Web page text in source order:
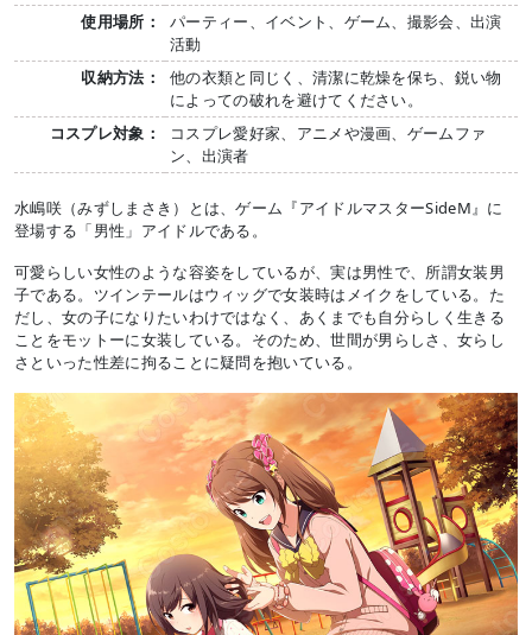
使用場所：
パーティー、イベント、ゲーム、撮影会、出演
活動
収納方法：
他の衣類と同じく、清潔に乾燥を保ち、鋭い物
によっての破れを避けてください。
コスプレ対象：
コスプレ愛好家、アニメや漫画、ゲームファ
ン、出演者
水嶋咲（みずしまさき）とは、ゲーム『アイドルマスターSideM』に
登場する「男性」アイドルである。
可愛らしい女性のような容姿をしているが、実は男性で、所謂女装男
子である。ツインテールはウィッグで女装時はメイクをしている。た
だし、女の子になりたいわけではなく、あくまでも自分らしく生きる
ことをモットーに女装している。そのため、世間が男らしさ、女らし
さといった性差に拘ることに疑問を抱いている。